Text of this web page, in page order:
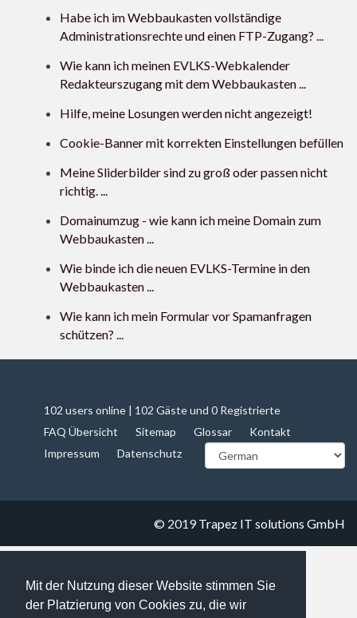
Mit der Nutzung dieser Website stimmen Sie
der Platzierung von Cookies zu, die wir
Habe ich im Webbaukasten vollständige
Administrationsrechte und einen FTP-Zugang? ...
Wie kann ich meinen EVLKS-Webkalender
Redakteurszugang mit dem Webbaukasten ...
Hilfe, meine Losungen werden nicht angezeigt!
Cookie-Banner mit korrekten Einstellungen befüllen
Meine Sliderbilder sind zu groß oder passen nicht
richtig. ...
Domainumzug - wie kann ich meine Domain zum
Webbaukasten ...
Wie binde ich die neuen EVLKS-Termine in den
Webbaukasten ...
Wie kann ich mein Formular vor Spamanfragen
schützen? ...
102 users online | 102 Gäste und 0 Registrierte
FAQ Übersicht
Sitemap Glossar
Kontakt
Impressum
Datenschutz
© 2019Trapez IT solutions GmbH